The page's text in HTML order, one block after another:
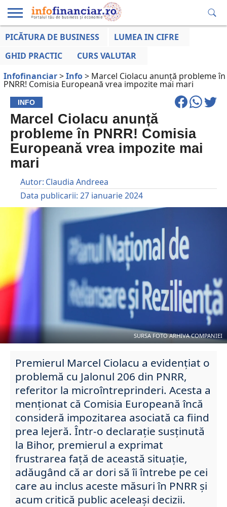
EDUCAȚIE
LA ZI
AFACERILOR
PICĂTURA DE BUSINESS
LUMEA IN CIFRE
GHID PRACTIC
CURS VALUTAR
Infofinanciar>Info> Marcel Ciolacu anunță probleme în
PNRR! Comisia Europeană vrea impozite mai mari
INFO
Marcel Ciolacu anunță
probleme în PNRR! Comisia
Europeană vrea impozite mai
mari
Autor: Claudia Andreea
Data publicarii: 27 ianuarie 2024
SURSA FOTO ARHIVA COMPANIEI
Premierul Marcel Ciolacu a evidențiat o
problemă cu Jalonul 206 din PNRR,
referitor la microîntreprinderi. Acesta a
menționat că Comisia Europeană încă
consideră impozitarea asociată ca fiind
prea lejeră. Într-o declarație susținută
la Bihor, premierul a exprimat
frustrarea față de această situație,
adăugând că ar dori să îi întrebe pe cei
care au inclus aceste măsuri în PNRR și
acum critică public aceleași decizii.